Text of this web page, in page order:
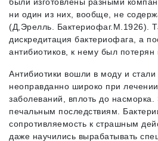
ни один из них, вообще, не
(Д,Эрелль. Бактериофаг.М.1926).
дискредитация бактериофага, а
антибиотиков, к нему был потерян
Антибиотики вошли в моду и стали
неоправданно широко при
заболеваний, вплоть до насморка.
печальным последствиям.
сопротивляемость к страшным
даже научились вырабатывать